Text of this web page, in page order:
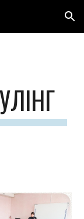
Skip to navigation